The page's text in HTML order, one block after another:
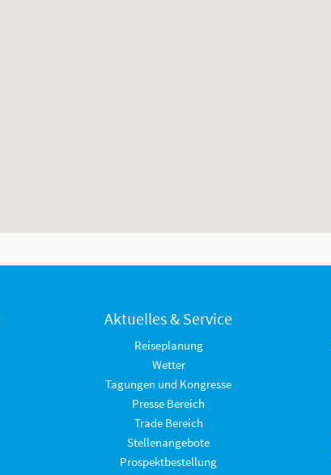
Aktuelles & Service
Reiseplanung
Wetter
Tagungen und Kongresse
Presse Bereich
Trade Bereich
Stellenangebote
Prospektbestellung